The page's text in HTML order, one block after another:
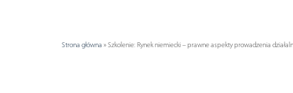
Strona główna »Szkolenie: Rynek niemiecki – prawne aspekty prowadzenia